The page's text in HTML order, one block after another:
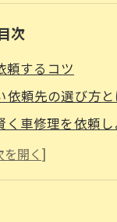
次
頼するコツ
依頼先の選び方
く車修理を依頼し
工場の強みを解説
立つ修理情報サ